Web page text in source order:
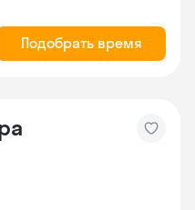
Подобрать время